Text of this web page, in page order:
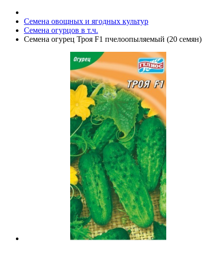
Семена овощных и ягодных культур
Семена огурцов в т.ч.
Семена огурец Троя F1 пчелоопыляемый (20 семян)